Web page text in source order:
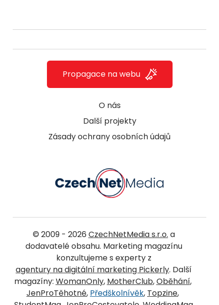
O nás
Další projekty
Zásady ochrany osobních údajů
Propagace na webu
© 2009 - 2026 CzechNetMedia s.r.o. a
dodavatelé obsahu. Marketing magazínu
konzultujeme s experty z
agentury na digitální marketing Pickerly. Další
magazíny: WomanOnly, MotherClub,Oběhání,
JenProTěhotné, Předškolnívěk, Topzine,